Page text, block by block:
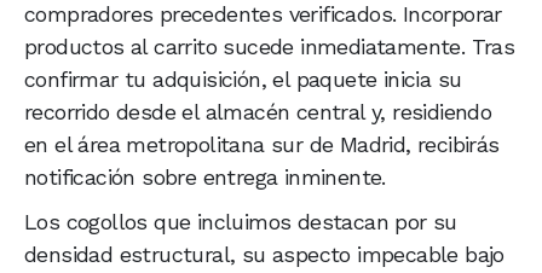
compradores precedentes verificados. Incorporar
productos al carrito sucede inmediatamente. Tras
confirmar tu adquisición, el paquete inicia su
recorrido desde el almacén central y, residiendo
en el área metropolitana sur de Madrid, recibirás
notificación sobre entrega inminente.
Los cogollos que incluimos destacan por su
densidad estructural, su aspecto impecable bajo